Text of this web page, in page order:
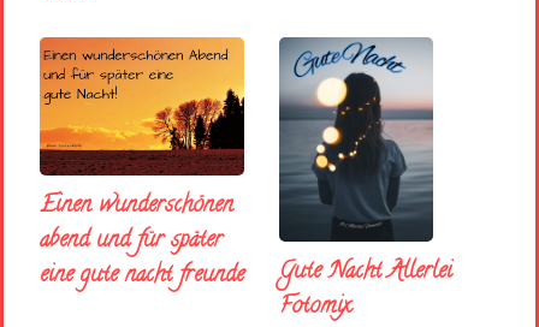
Einen wunderschönen
abend und für später
eine gute nacht freunde
Gute Nacht Allerlei
Fotomix